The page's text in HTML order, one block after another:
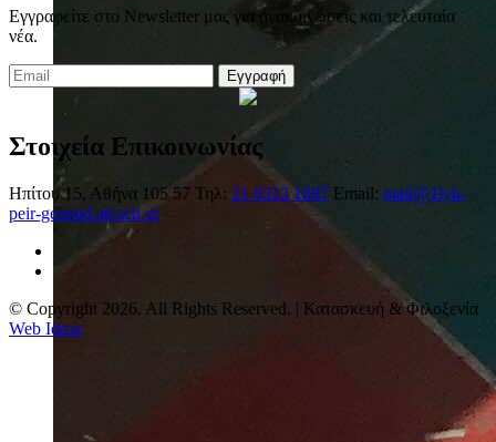
Εγγραφείτε στο Newsletter μας για ανακοινώσεις και τελευταία
νέα.
Εγγραφή
Στοιχεία Επικοινωνίας
Ηπίτου 15, Αθήνα 105 57 Τηλ: 21 0322 1687 Email: mail@1lyk-
peir-gennad.att.sch.gr
© Copyright 2026. All Rights Reserved. | Κατασκευή & Φιλοξενία
Web Ideas